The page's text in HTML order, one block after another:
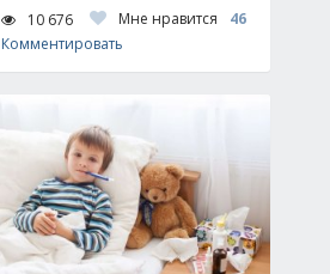
10 676 Мне нравится
46
Комментировать